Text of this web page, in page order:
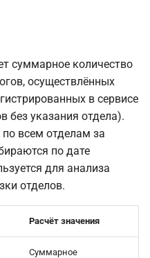
суммарное количество
осуществлённых
в сервисе
без указания отдела).
всем отделам за
по дате
для анализа
отделов.
Расчёт значения
Суммарное